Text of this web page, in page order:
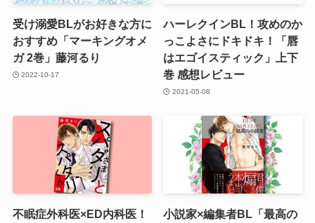
受け溺愛BLがお好きな方に
おすすめ「マーキングオメ
ガ 2巻」藤河るり
2022-10-17
ハーレクインBL！攻めのか
っこよさにドキドキ！「唇
はエゴイスティック」上下
巻 感想レビュー
2021-05-08
不眠症外科医×ED内科医！
小説家×編集者BL「最高の